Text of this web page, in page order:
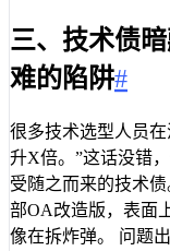
三、技术债
难的陷阱#
很多技术选型人员
升X倍。”这话没错
受随之而来的技术
部OA改造版，表面
像在拆炸弹。 问题